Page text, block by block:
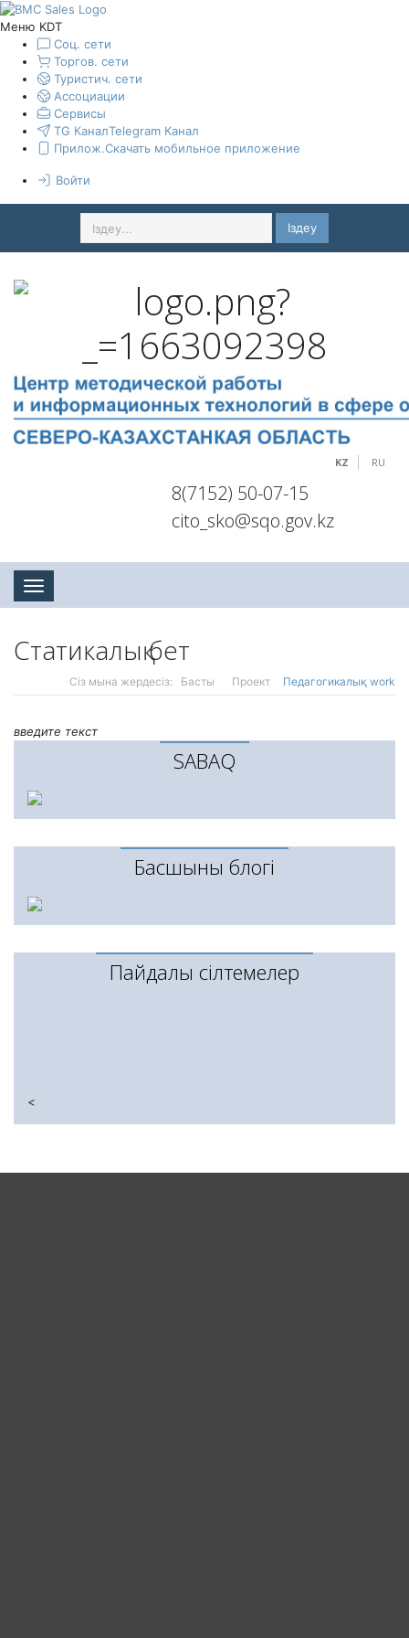
Меню KDT
Соц. сети
Торгов. сети
Туристич. сети
Ассоциации
Сервисы
TG КаналTelegram Канал
Прилож.Скачать мобильное приложение
Войти
Іздеу
KZ RU
8(7152) 50-07-15
cito_sko@sqo.gov.kz
Toggle navigation
Статикалық бет
Сіз мына жердесіз: Басты Проект Педагогикалық work
введите текст
SABAQ
Басшының блогі
Пайдалы сілтемелер
<